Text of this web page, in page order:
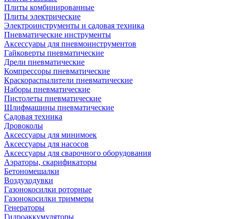
Плиты комбинированные
Плиты электрические
Электроинструменты и садовая техника
Пневматические инструменты
Аксессуары для пневмоинструментов
Гайковерты пневматические
Дрели пневматические
Компрессоры пневматические
Краскораспылители пневматические
Наборы пневматические
Пистолеты пневматические
Шлифмашины пневматические
Садовая техника
Дровоколы
Аксессуары для минимоек
Аксессуары для насосов
Аксессуары для сварочного оборудования
Аэраторы, скарификаторы
Бетономешалки
Воздуходувки
Газонокосилки роторные
Газонокосилки триммеры
Генераторы
Гидроаккумуляторы